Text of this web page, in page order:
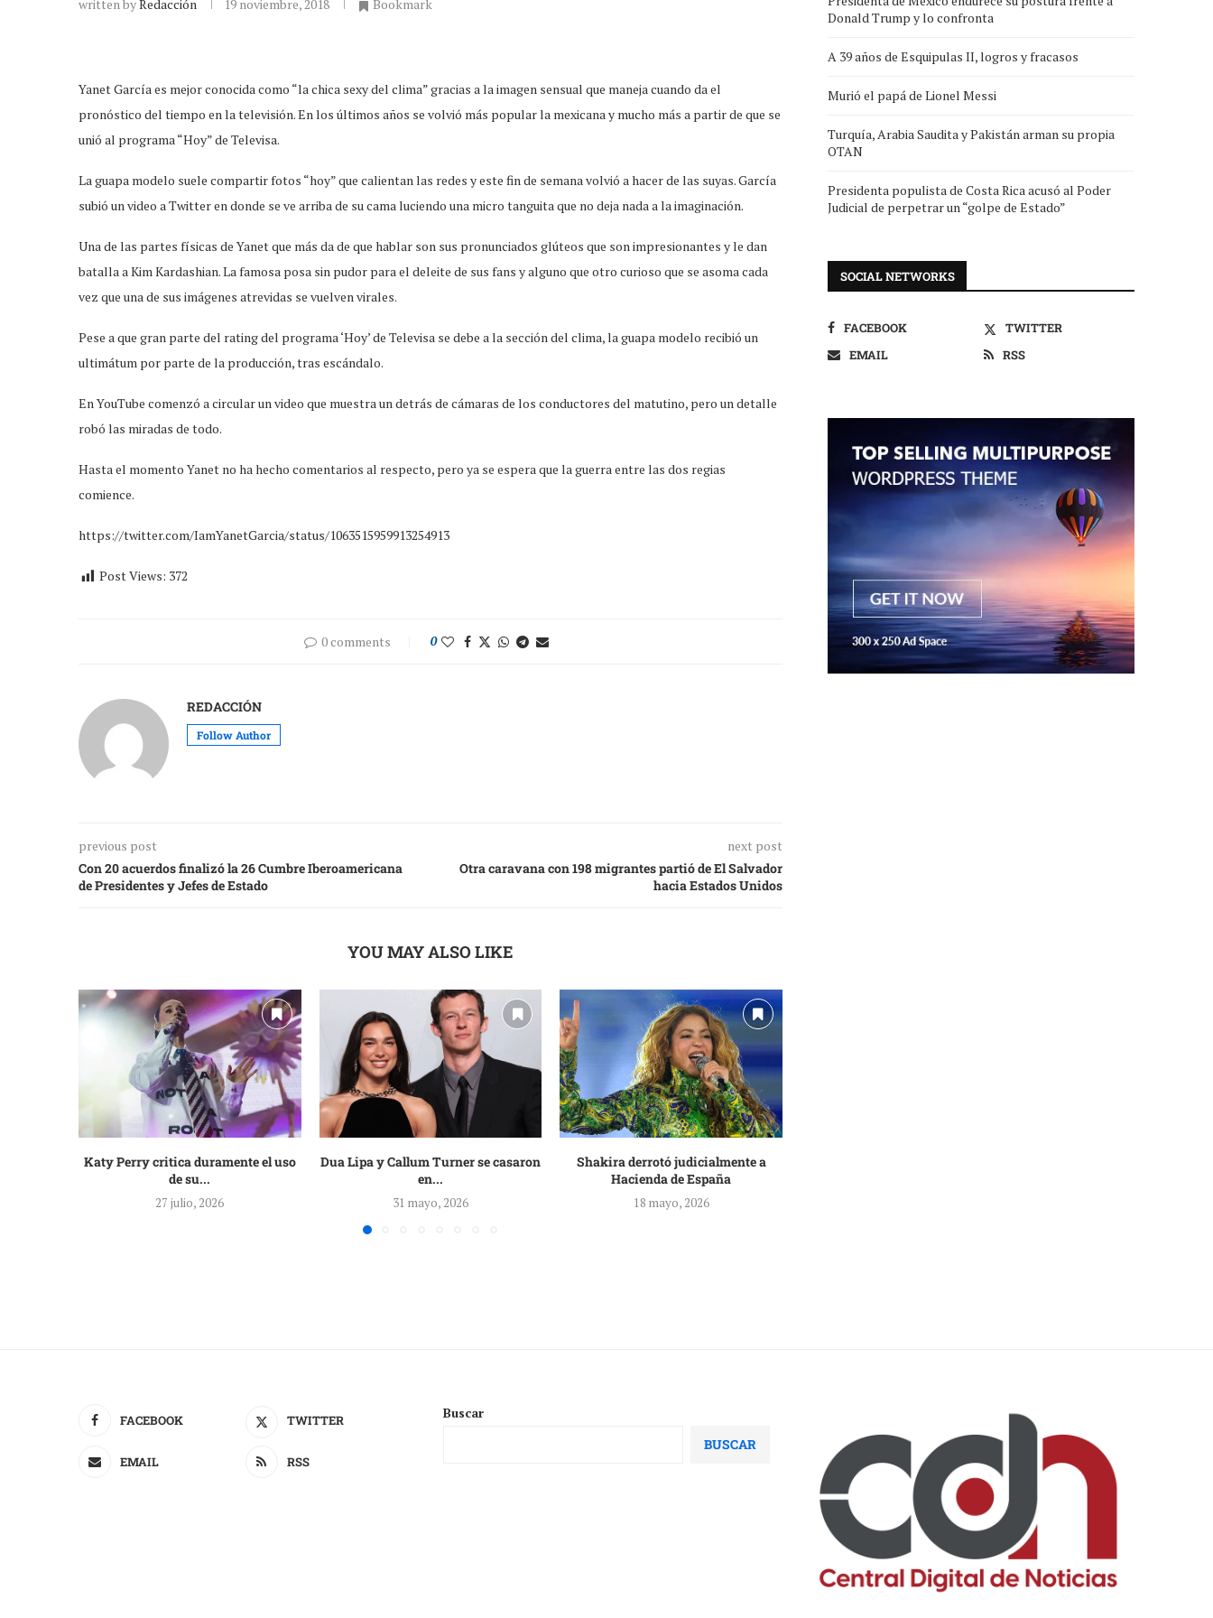
written byRedacción 19 noviembre, 2018 Bookmark
Yanet García es mejor conocida como “la chica sexy del clima” gracias a la imagen sensual que maneja cuando da el
pronóstico del tiempo en la televisión. En los últimos años se volvió más popular la mexicana y mucho más a partir de que se
unió al programa “Hoy” de Televisa.
La guapa modelo suele compartir fotos “hoy” que calientan las redes y este fin de semana volvió a hacer de las suyas. García
subió un video a Twitter en donde se ve arriba de su cama luciendo una micro tanguita que no deja nada a la imaginación.
Una de las partes físicas de Yanet que más da de que hablar son sus pronunciados glúteos que son impresionantes y le dan
batalla a Kim Kardashian. La famosa posa sin pudor para el deleite de sus fans y alguno que otro curioso que se asoma cada
vez que una de sus imágenes atrevidas se vuelven virales.
Pese a que gran parte del rating del programa ‘Hoy’ de Televisa se debe a la sección del clima, la guapa modelo recibió un
ultimátum por parte de la producción, tras escándalo.
En YouTube comenzó a circular un video que muestra un detrás de cámaras de los conductores del matutino, pero un detalle
robó las miradas de todo.
Hasta el momento Yanet no ha hecho comentarios al respecto, pero ya se espera que la guerra entre las dos regias
comience.
https://twitter.com/IamYanetGarcia/status/1063515959913254913
Post Views: 372
0 comments 0
REDACCIÓN
Follow Author
previous post
Con 20 acuerdos finalizó la 26 Cumbre Iberoamericana
de Presidentes y Jefes de Estado
next post
Otra caravana con 198 migrantes partió de El Salvador
hacia Estados Unidos
YOU MAY ALSO LIKE
Katy Perry critica duramente el uso
de su...
27 julio, 2026
Dua Lipa y Callum Turner se casaron
en...
31 mayo, 2026
Shakira derrotó judicialmente a
Hacienda de España
18 mayo, 2026
Donald Trump y lo confronta
A 39 años de Esquipulas II, logros y fracasos
Murió el papá de Lionel Messi
Turquía, Arabia Saudita y Pakistán arman su propia
OTAN
Presidenta populista de Costa Rica acusó al Poder
Judicial de perpetrar un “golpe de Estado”
SOCIAL NETWORKS
FACEBOOK
TWITTER
EMAIL
RSS
FACEBOOK TWITTER
EMAIL RSS
Buscar
BUSCAR